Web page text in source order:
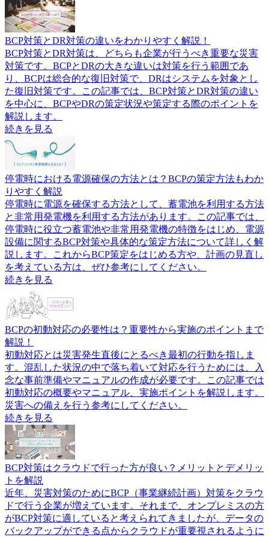
BCP対策とDR対策の違いをわかりやすく解説！
BCP対策とDR対策は、どちらも企業が行うべき重要な災害
対策です。BCPとDRの大きな違いは対策を行う範囲であ
り、BCPは総合的な復旧対策で、DRはシステムを対象とし
た復旧対策です。この記事では、BCP対策とDR対策の違い
を中心に、BCPやDRの策定状況や策定する際のポイントを
解説します。
続きを見る
停電時における電源確保の方法とは？BCPの策定方法もわか
りやすく解説
停電時に電源を確保する方法として、蓄電池を利用する方法
と非常用発電機を利用する方法があります。この記事では、
停電時に役立つ蓄電池や非常用発電機の特徴をはじめ、電源
設備に関するBCP対策や具体的な策定方法について詳しく解
説します。これからBCP策定をはじめる方や、計画の見直し
を考えている方は、ぜひ参考にしてください。
続きを見る
BCPの初動対応の必要性は？重要性から実施のポイントまで
解説！
初動対応とは災害発生直後にとるべき最初の行動を指しま
す。混乱した状況の中で落ち着いて対応を行うためには、入
念な事前準備やマニュアルの作成が必要です。この記事では
初動対応の概要やマニュアル、実施ポイントを解説します。
災害への備えを行う参考にしてください。
続きを見る
BCP対策はクラウドで行った方が良い？メリットとデメリッ
トを解説
近年、災害対策のためにBCP（事業継続計画）対策をクラウ
ドで行う企業が増えています。それまで、オンプレミスの方
がBCP対策に適していると考えられてきましたが、データの
バックアップができる点からクラウドが重要視されるように